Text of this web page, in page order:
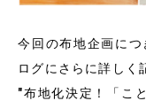
今回の布地企画に
ログにさらに詳しく
"布地化決定！「こ